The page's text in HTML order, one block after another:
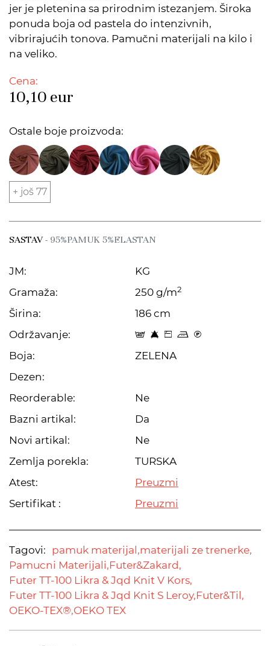
jer je pletenina sa prirodnim istezanjem. Široka
ponuda boja od pastela do intenzivnih,
vibrirajućih tonova. Pamučni materijali na kilo i
na veliko.
Cena:
10,10 eur
Ostale boje proizvoda:
+ još 77
SASTAV- 95%PAMUK 5%ELASTAN
JM:
KG
Gramaža:
250 g/m2
Širina:
186 cm
Održavanje:
t 8 Z p C
Boja:
ZELENA
Dezen:
Reorderable:
Ne
Bazni artikal:
Da
Novi artikal:
Ne
Zemlja porekla:
TURSKA
Atest:
Preuzmi
Sertifikat :
Preuzmi
Tagovi: pamuk materijal,materijali ze trenerke,
Pamucni Materijali,Futer&Zakard,
Futer TT-100 Likra & Jqd Knit V Kors,
Futer TT-100 Likra & Jqd Knit S Leroy,Futer&Til,
OEKO-TEX®,OEKO TEX